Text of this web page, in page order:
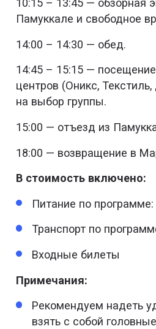
10:15 – 13:45 — обзорная
Памуккале и свободное
14:00 – 14:30 — обед.
14:45 – 15:15 —
центров (Оникс,
на выбор группы.
15:00 — отъезд из
18:00 — возвращение в
В стоимость включено:
Питание по программе:
Транспорт по
Входные билеты
Примечания:
Рекомендуем надеть
взять с собой